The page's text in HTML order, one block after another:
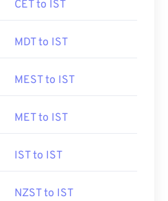
CET to IST
MDT to IST
MEST to IST
MET to IST
IST to IST
NZST to IST